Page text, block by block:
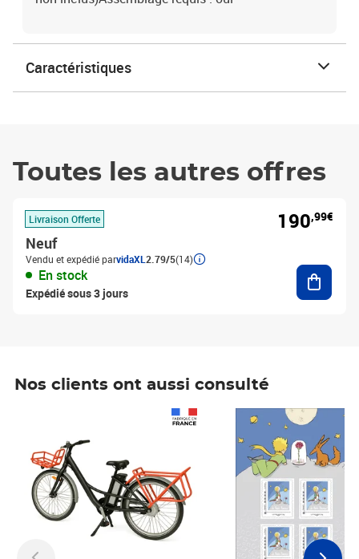
Caractéristiques
Toutes les autres offres
Livraison Offerte
Neuf
Vendu et expédié parvidaXL 2.79/5(14)
En stock
Expédié sous 3 jours
190,99€
Nos clients ont aussi consulté
Prix 7,50€